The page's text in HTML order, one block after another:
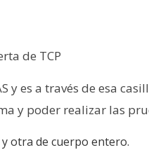
de TCP
y es a través de esa
y poder realizar las
y otra de cuerpo entero.